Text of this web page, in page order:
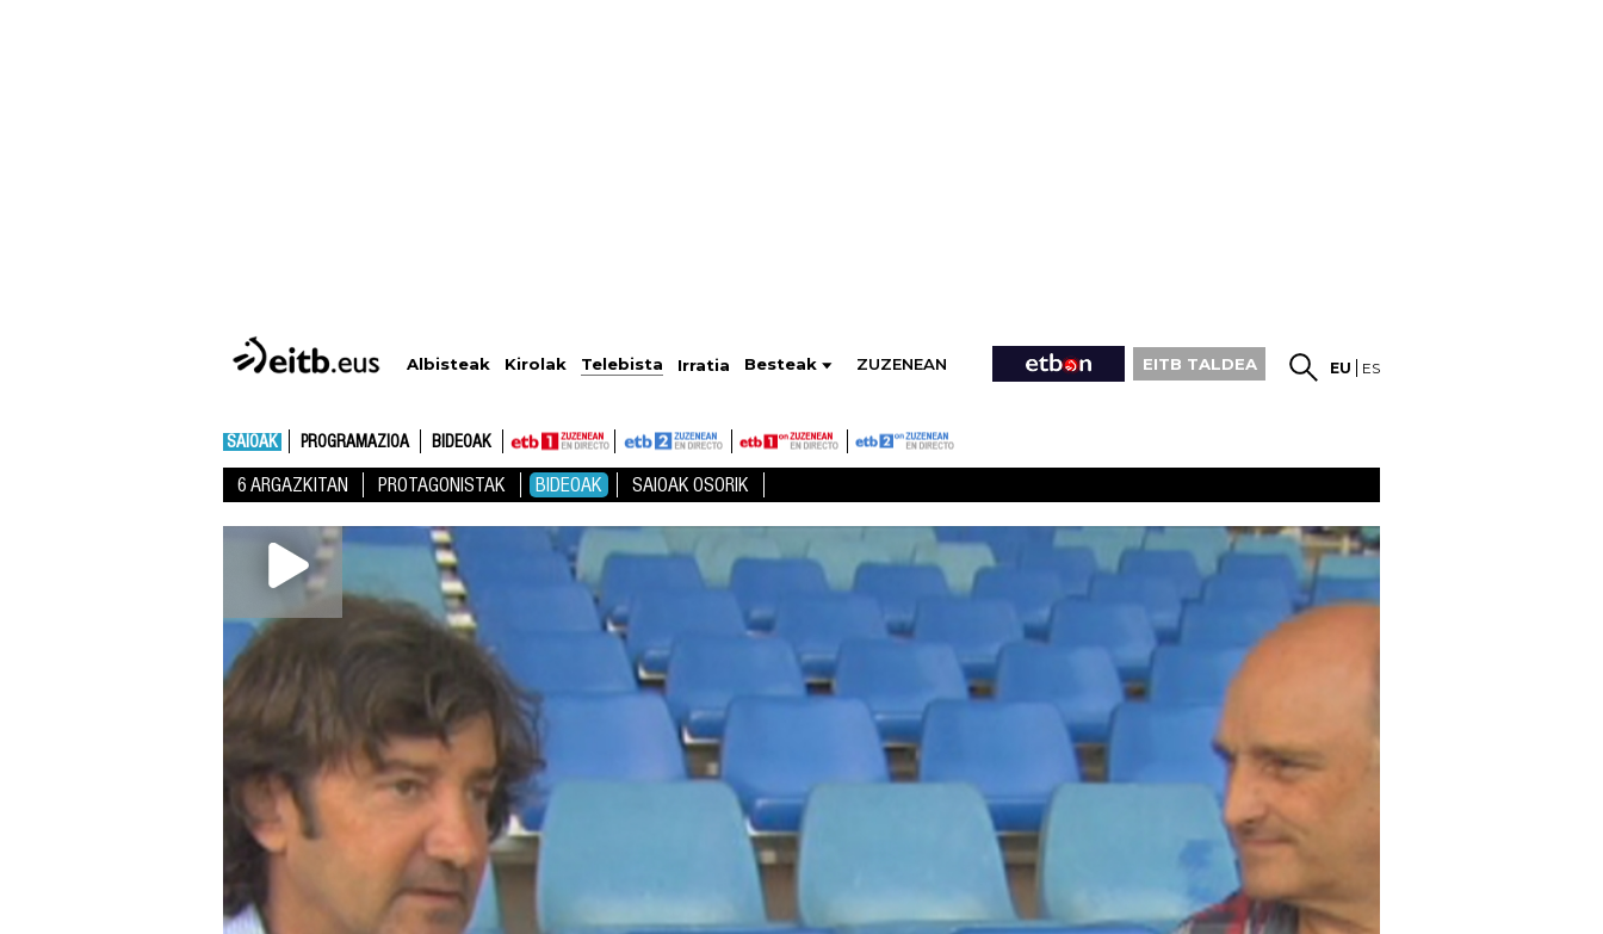
Albisteak Kirolak Telebista Irratia Besteak ZUZENEAN EITB TALDEA EU ES
SAIOAK PROGRAMAZIOA BIDEOAK
6 ARGAZKITAN PROTAGONISTAK BIDEOAK SAIOAK OSORIK